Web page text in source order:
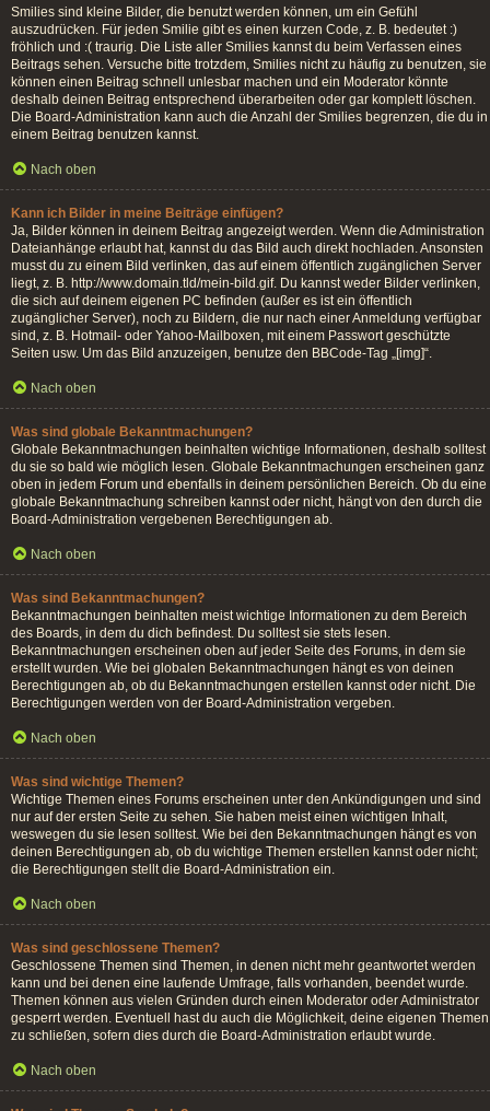
Smilies sind kleine Bilder, die benutzt werden können, um ein Gefühl
auszudrücken. Für jeden Smilie gibt es einen kurzen Code, z. B. bedeutet :)
fröhlich und :( traurig. Die Liste aller Smilies kannst du beim Verfassen eines
Beitrags sehen. Versuche bitte trotzdem, Smilies nicht zu häufig zu benutzen, sie
können einen Beitrag schnell unlesbar machen und ein Moderator könnte
deshalb deinen Beitrag entsprechend überarbeiten oder gar komplett löschen.
Die Board-Administration kann auch die Anzahl der Smilies begrenzen, die du in
einem Beitrag benutzen kannst.
Nach oben
Kann ich Bilder in meine Beiträge einfügen?
Ja, Bilder können in deinem Beitrag angezeigt werden. Wenn die Administration
Dateianhänge erlaubt hat, kannst du das Bild auch direkt hochladen. Ansonsten
musst du zu einem Bild verlinken, das auf einem öffentlich zugänglichen Server
liegt, z. B. http://www.domain.tld/mein-bild.gif. Du kannst weder Bilder verlinken,
die sich auf deinem eigenen PC befinden (außer es ist ein öffentlich
zugänglicher Server), noch zu Bildern, die nur nach einer Anmeldung verfügbar
sind, z. B. Hotmail- oder Yahoo-Mailboxen, mit einem Passwort geschützte
Seiten usw. Um das Bild anzuzeigen, benutze den BBCode-Tag „[img]“.
Nach oben
Was sind globale Bekanntmachungen?
Globale Bekanntmachungen beinhalten wichtige Informationen, deshalb solltest
du sie so bald wie möglich lesen. Globale Bekanntmachungen erscheinen ganz
oben in jedem Forum und ebenfalls in deinem persönlichen Bereich. Ob du eine
globale Bekanntmachung schreiben kannst oder nicht, hängt von den durch die
Board-Administration vergebenen Berechtigungen ab.
Nach oben
Was sind Bekanntmachungen?
Bekanntmachungen beinhalten meist wichtige Informationen zu dem Bereich
des Boards, in dem du dich befindest. Du solltest sie stets lesen.
Bekanntmachungen erscheinen oben auf jeder Seite des Forums, in dem sie
erstellt wurden. Wie bei globalen Bekanntmachungen hängt es von deinen
Berechtigungen ab, ob du Bekanntmachungen erstellen kannst oder nicht. Die
Berechtigungen werden von der Board-Administration vergeben.
Nach oben
Was sind wichtige Themen?
Wichtige Themen eines Forums erscheinen unter den Ankündigungen und sind
nur auf der ersten Seite zu sehen. Sie haben meist einen wichtigen Inhalt,
weswegen du sie lesen solltest. Wie bei den Bekanntmachungen hängt es von
deinen Berechtigungen ab, ob du wichtige Themen erstellen kannst oder nicht;
die Berechtigungen stellt die Board-Administration ein.
Nach oben
Was sind geschlossene Themen?
Geschlossene Themen sind Themen, in denen nicht mehr geantwortet werden
kann und bei denen eine laufende Umfrage, falls vorhanden, beendet wurde.
Themen können aus vielen Gründen durch einen Moderator oder Administrator
gesperrt werden. Eventuell hast du auch die Möglichkeit, deine eigenen Themen
zu schließen, sofern dies durch die Board-Administration erlaubt wurde.
Nach oben